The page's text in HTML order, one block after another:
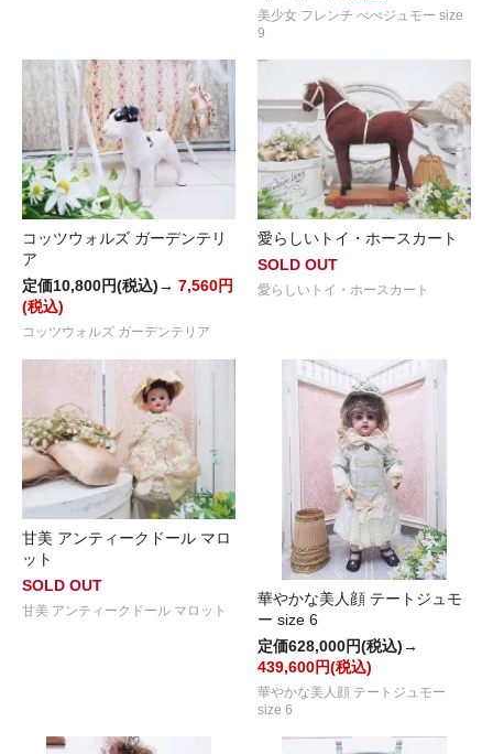
美少女 フレンチ べべジュモー size
9
コッツウォルズ ガーデンテリ
ア
定価10,800円(税込)→ 7,560円
(税込)
コッツウォルズ ガーデンテリア
愛らしいトイ・ホースカート
SOLD OUT
愛らしいトイ・ホースカート
甘美 アンティークドール マロ
ット
SOLD OUT
甘美 アンティークドール マロット
華やかな美人顔 テートジュモ
ー size 6
定価628,000円(税込)→
439,600円(税込)
華やかな美人顔 テートジュモー
size 6